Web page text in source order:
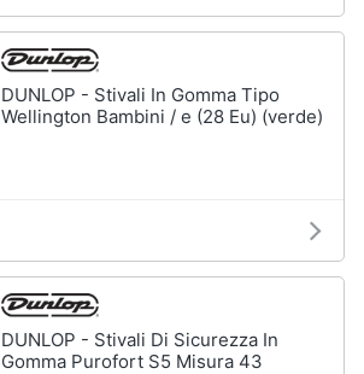
DUNLOP - Stivali In Gomma Tipo
Wellington Bambini / e (28 Eu) (verde)
DUNLOP - Stivali Di Sicurezza In
Gomma Purofort S5 Misura 43